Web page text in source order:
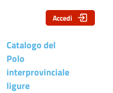
Catalogo del
Polo
interprovinciale
ligure
Accedi